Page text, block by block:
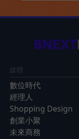
媒體
數位時代
經理人
Shopping Design
創業小聚
未來商務